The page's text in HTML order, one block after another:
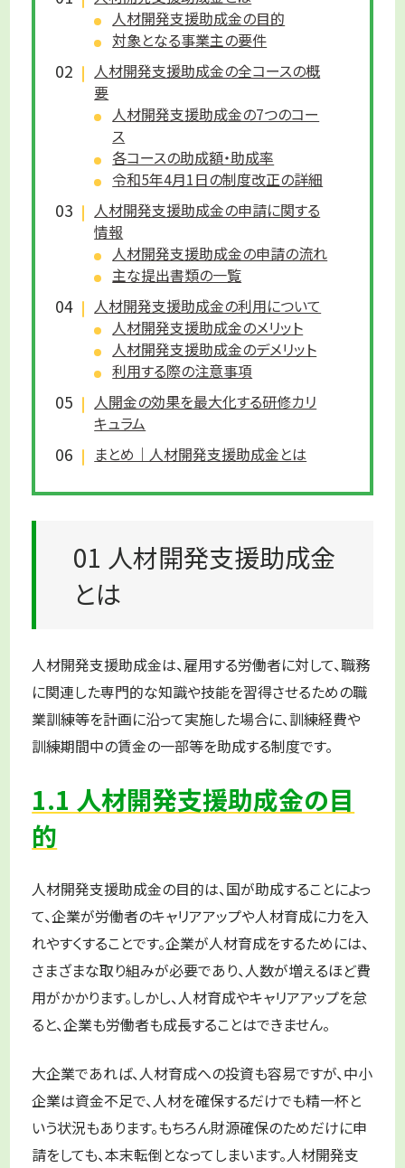
人材開発支援助成金の目的
対象となる事業主の要件
人材開発支援助成金の全コースの概
要
人材開発支援助成金の7つのコー
ス
各コースの助成額・助成率
令和5年4月1日の制度改正の詳細
人材開発支援助成金の申請に関する
情報
人材開発支援助成金の申請の流れ
主な提出書類の一覧
人材開発支援助成金の利用について
人材開発支援助成金のメリット
人材開発支援助成金のデメリット
利用する際の注意事項
人開金の効果を最大化する研修カリ
キュラム
まとめ｜人材開発支援助成金とは
01 人材開発支援助成金
とは
人材開発支援助成金は、雇用する労働者に対して、職務
に関連した専門的な知識や技能を習得させるための職
業訓練等を計画に沿って実施した場合に、訓練経費や
訓練期間中の賃金の一部等を助成する制度です。
1.1 人材開発支援助成金の目
的
人材開発支援助成金の目的は、国が助成することによっ
て、企業が労働者のキャリアアップや人材育成に力を入
れやすくすることです。企業が人材育成をするためには、
さまざまな取り組みが必要であり、人数が増えるほど費
用がかかります。しかし、人材育成やキャリアアップを怠
ると、企業も労働者も成長することはできません。
大企業であれば、人材育成への投資も容易ですが、中小
企業は資金不足で、人材を確保するだけでも精一杯と
いう状況もあります。もちろん財源確保のためだけに申
請をしても、本末転倒となってしまいます。人材開発支